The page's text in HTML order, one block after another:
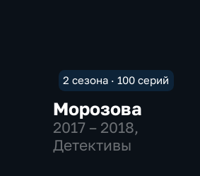
2 сезона · 100 серий
Морозова
2017 – 2018,
Детективы